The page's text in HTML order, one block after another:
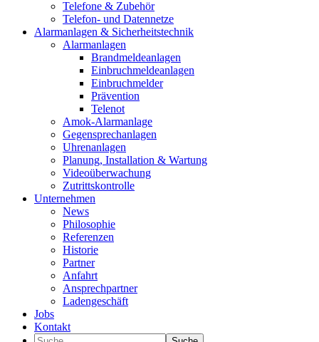
Telefone & Zubehör
Telefon- und Datennetze
Alarmanlagen & Sicherheitstechnik
Alarmanlagen
Brandmeldeanlagen
Einbruchmeldeanlagen
Einbruchmelder
Prävention
Telenot
Amok-Alarmanlage
Gegensprechanlagen
Uhrenanlagen
Planung, Installation & Wartung
Videoüberwachung
Zutrittskontrolle
Unternehmen
News
Philosophie
Referenzen
Historie
Partner
Anfahrt
Ansprechpartner
Ladengeschäft
Jobs
Kontakt